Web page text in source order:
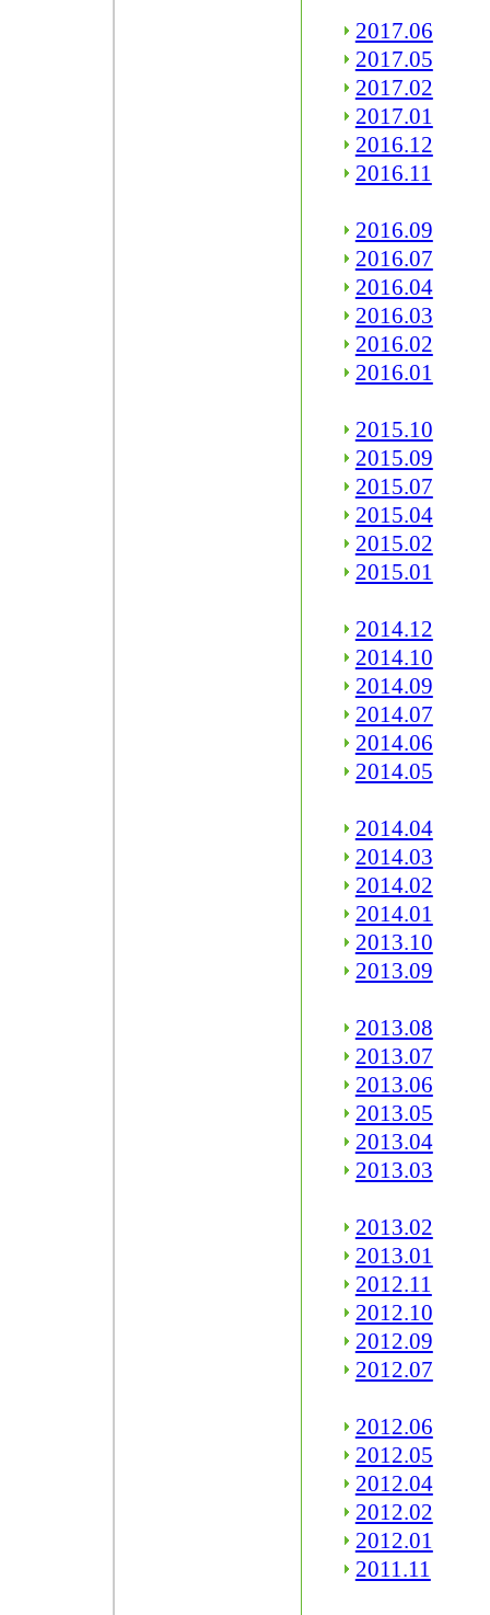
2017.06
2017.05
2017.02
2017.01
2016.12
2016.11
2016.09
2016.07
2016.04
2016.03
2016.02
2016.01
2015.10
2015.09
2015.07
2015.04
2015.02
2015.01
2014.12
2014.10
2014.09
2014.07
2014.06
2014.05
2014.04
2014.03
2014.02
2014.01
2013.10
2013.09
2013.08
2013.07
2013.06
2013.05
2013.04
2013.03
2013.02
2013.01
2012.11
2012.10
2012.09
2012.07
2012.06
2012.05
2012.04
2012.02
2012.01
2011.11